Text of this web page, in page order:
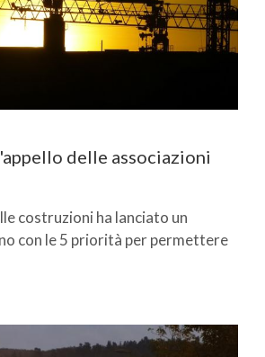
delle associazioni
costruzioni ha lanciato un
con le 5 priorità per permettere